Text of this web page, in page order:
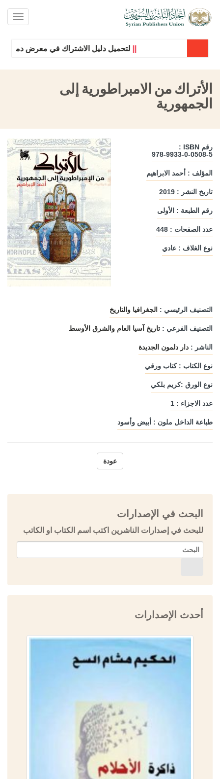
لتحميل دليل الاشتراك في معرض دمشق
الأتراك من الامبراطورية إلى
الجمهورية
رقم ISBN :
978-9933-0-0508-5
المؤلف : أحمد الابراهيم
تاريخ النشر : 2019
رقم الطبعة : الأولى
عدد الصفحات : 448
نوع الغلاف : عادي
التصنيف الرئيسي : الجغرافيا والتاريخ
التصنيف الفرعي : تاريخ آسيا العام والشرق الأوسط
الناشر : دار دلمون الجديدة
نوع الكتاب : كتاب ورقي
نوع الورق :كريم بلكي
عدد الاجزاء : 1
طباعة الداخل ملون : أبيض وأسود
عودة
البحث في الإصدارات
للبحث في إصدارات الناشرين اكتب اسم الكتاب او الكاتب
أحدث الإصدارات